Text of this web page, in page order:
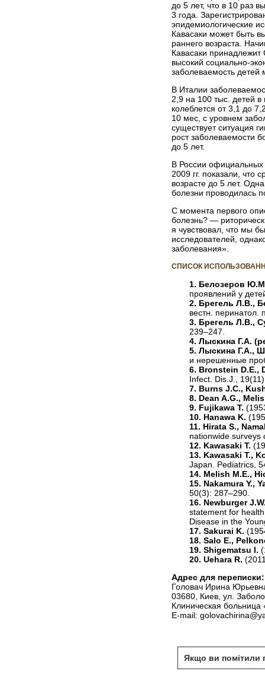
до 5 лет, что в 10 раз
3 года.
эпидемиологические
Кавасаки может быть
раннего возраста.
Кавасаки
высокий социально-
заболеваемость детей
В Италии
2,9 на 100 тыс. детей
колеблется от 3,1 до
10 мес, с уровнем
существует ситуация
рост заболеваемости
до 5 лет.
В России официальных
2009 гг. показали, что
возрасте до 5 лет.
болезни проводилась
С момента первого
болезнь? —
я чувствовал, что мы
исследователей,
заболевания».
СПИСОК
1. Белозеров
проявлений у
2. Брегель Л.В.,
вестн. перинатол.
3. Брегель Л.В.,
239–247.
4. Лыскина Г.А.
5. Лыскина Г.А.,
и нерешенные
6. Bronstein D.E.,
Infect. Dis.J.,
7. Burns J.C.,
8. Dean A.G.,
9. Fujikawa T.
10. Hanawa K.
11. Hirata S.,
nationwide surveys
12. Kawasaki T.
13. Kawasaki T.,
Japan. Pediatrics,
14. Melish M.E.,
15. Nakamura Y.,
50(3): 287–290.
16. Newburger
statement for
Disease in the
17. Sakurai K.
18. Salo E.,
19. Shigematsu I.
20. Uehara R.
Адрес для переписки:
Головач Ирина
03680, Киев, ул.
Клиническая
E-mail:
Якщо ви помітили